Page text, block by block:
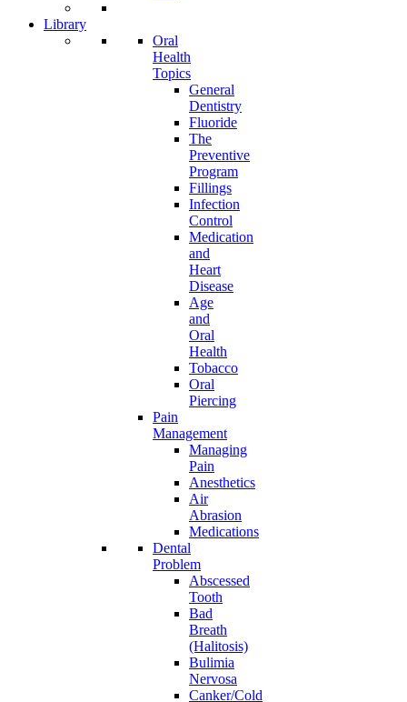
Library
Oral
Health
Topics
General
Dentistry
Fluoride
The
Preventive
Program
Fillings
Infection
Control
Medication
and
Heart
Disease
Age
and
Oral
Health
Tobacco
Oral
Piercing
Pain
Management
Managing
Pain
Anesthetics
Air
Abrasion
Medications
Dental
Problem
Abscessed
Tooth
Bad
Breath
(Halitosis)
Bulimia
Nervosa
Canker/Cold